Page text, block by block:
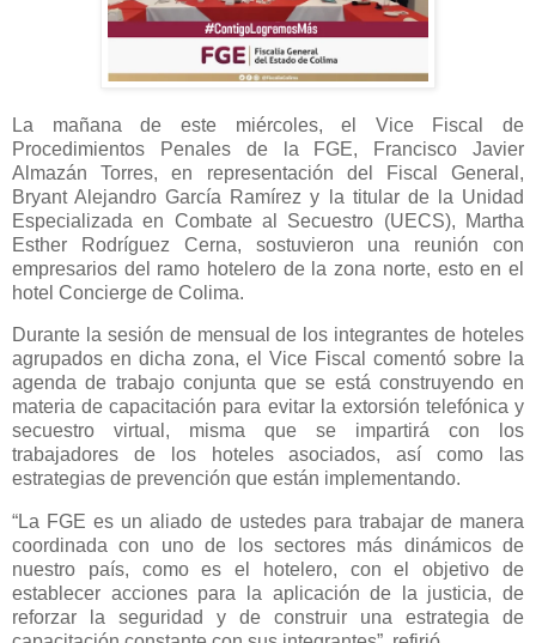
La mañana de este miércoles, el Vice Fiscal de
Procedimientos Penales de la FGE, Francisco Javier
Almazán Torres, en representación del Fiscal General,
Bryant Alejandro García Ramírez y la titular de la Unidad
Especializada en Combate al Secuestro (UECS), Martha
Esther Rodríguez Cerna, sostuvieron una reunión con
empresarios del ramo hotelero de la zona norte, esto en el
hotel Concierge de Colima.
Durante la sesión de mensual de los integrantes de hoteles
agrupados en dicha zona, el Vice Fiscal comentó sobre la
agenda de trabajo conjunta que se está construyendo en
materia de capacitación para evitar la extorsión telefónica y
secuestro virtual, misma que se impartirá con los
trabajadores de los hoteles asociados, así como las
estrategias de prevención que están implementando.
“La FGE es un aliado de ustedes para trabajar de manera
coordinada con uno de los sectores más dinámicos de
nuestro país, como es el hotelero, con el objetivo de
establecer acciones para la aplicación de la justicia, de
reforzar la seguridad y de construir una estrategia de